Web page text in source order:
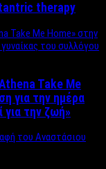
therapy
Take Me
για την ημέρα
για την ζωή»